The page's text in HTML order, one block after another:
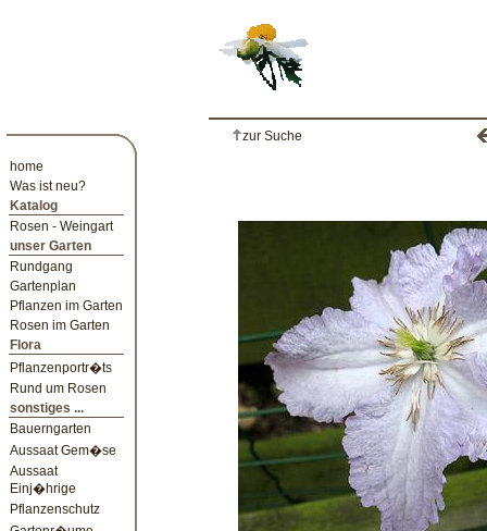
home
Was ist neu?
Katalog
Rosen - Weingart
unser Garten
Rundgang
Gartenplan
Pflanzen im Garten
Rosen im Garten
Flora
Pflanzenportr�ts
Rund um Rosen
sonstiges ...
Bauerngarten
Aussaat Gem�se
Aussaat
Einj�hrige
Pflanzenschutz
zur Suche